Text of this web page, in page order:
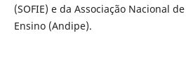
(SOFIE) e da Associação Nacional
Ensino (Andipe).